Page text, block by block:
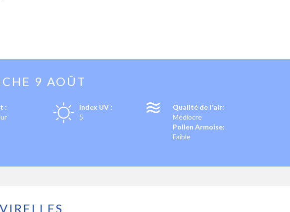
9 AOÛT
:
Index UV :
5
Qualité de l'air:
Médiocre
Pollen Armoise:
Faible